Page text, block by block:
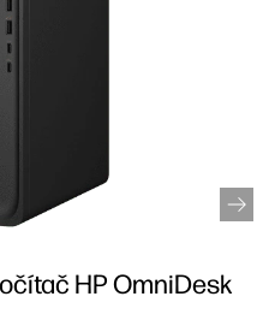
X All-in-One